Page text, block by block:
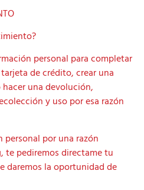
personal para completar
de crédito, crear una
una devolución,
y uso por esa razón
por una razón
te pediremos directame tu
daremos la oportunidad de